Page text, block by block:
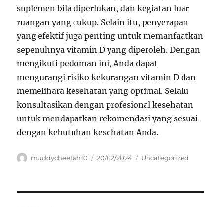
suplemen bila diperlukan, dan kegiatan luar
ruangan yang cukup. Selain itu, penyerapan
yang efektif juga penting untuk memanfaatkan
sepenuhnya vitamin D yang diperoleh. Dengan
mengikuti pedoman ini, Anda dapat
mengurangi risiko kekurangan vitamin D dan
memelihara kesehatan yang optimal. Selalu
konsultasikan dengan profesional kesehatan
untuk mendapatkan rekomendasi yang sesuai
dengan kebutuhan kesehatan Anda.
Author
muddycheetah10
Posted
20/02/2024 Categories
Uncategorized